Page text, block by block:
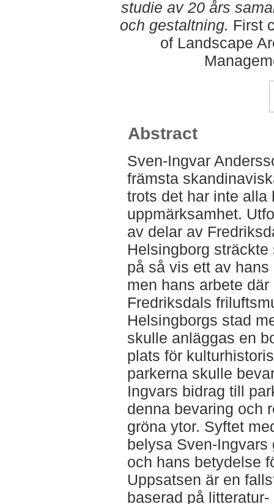
studie av 20 års
och gestaltning. First
of Landscape
Abstract
Sven-Ingvar
främsta
trots det har inte alla
uppmärksamhet.
av delar av
Helsingborg
på så vis ett av
men hans arbete
Fredriksdals
Helsingborgs stad
skulle anläggas en
plats för
parkerna skulle
Ingvars bidrag till
denna bevaring och
gröna ytor. Syftet
belysa Sven-
och hans betydelse
Uppsatsen är en
baserad på